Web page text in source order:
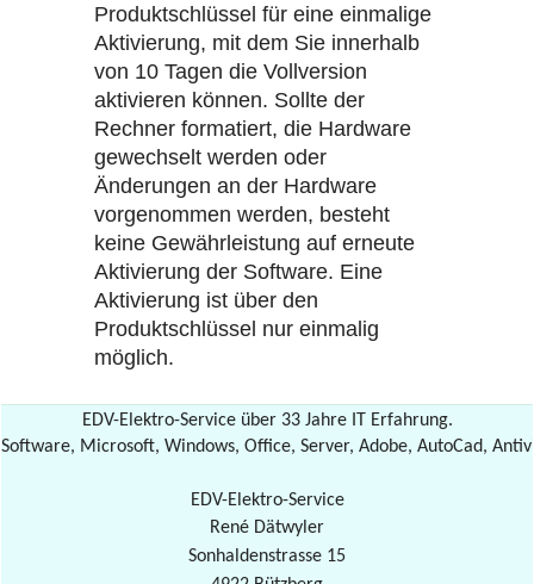
Produktschlüssel für eine einmalige
Aktivierung, mit dem Sie innerhalb
von 10 Tagen die Vollversion
aktivieren können. Sollte der
Rechner formatiert, die Hardware
gewechselt werden oder
Änderungen an der Hardware
vorgenommen werden, besteht
keine Gewährleistung auf erneute
Aktivierung der Software. Eine
Aktivierung ist über den
Produktschlüssel nur einmalig
möglich.
EDV-Elektro-Service über 33 Jahre IT Erfahrung.
Software, Microsoft, Windows, Office, Server, Adobe, AutoCad,
EDV-Elektro-Service
René Dätwyler
Sonhaldenstrasse 15